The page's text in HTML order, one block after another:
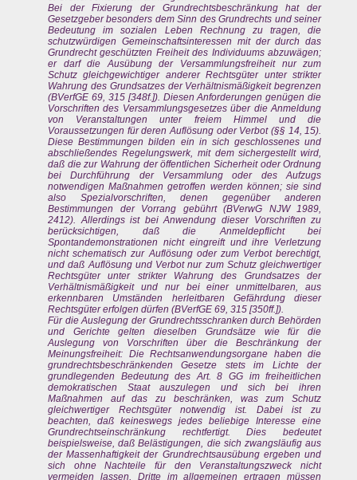
Bei der Fixierung der Grundrechtsbeschränkung hat der
Gesetzgeber besonders dem Sinn des Grundrechts und seiner
Bedeutung im sozialen Leben Rechnung zu tragen, die
schutzwürdigen Gemeinschaftsinteressen mit der durch das
Grundrecht geschützten Freiheit des Individuums abzuwägen;
er darf die Ausübung der Versammlungsfreiheit nur zum
Schutz gleichgewichtiger anderer Rechtsgüter unter strikter
Wahrung des Grundsatzes der Verhältnismäßigkeit begrenzen
(BVerfGE 69, 315 [348f.]). Diesen Anforderungen genügen die
Vorschriften des Versammlungsgesetzes über die Anmeldung
von Veranstaltungen unter freiem Himmel und die
Voraussetzungen für deren Auflösung oder Verbot (§§ 14, 15).
Diese Bestimmungen bilden ein in sich geschlossenes und
abschließendes Regelungswerk, mit dem sichergestellt wird,
daß die zur Wahrung der öffentlichen Sicherheit oder Ordnung
bei Durchführung der Versammlung oder des Aufzugs
notwendigen Maßnahmen getroffen werden können; sie sind
also Spezialvorschriften, denen gegenüber anderen
Bestimmungen der Vorrang gebührt (BVerwG NJW 1989,
2412). Allerdings ist bei Anwendung dieser Vorschriften zu
berücksichtigen, daß die Anmeldepflicht bei
Spontandemonstrationen nicht eingreift und ihre Verletzung
nicht schematisch zur Auflösung oder zum Verbot berechtigt,
und daß Auflösung und Verbot nur zum Schutz gleichwertiger
Rechtsgüter unter strikter Wahrung des Grundsatzes der
Verhältnismäßigkeit und nur bei einer unmittelbaren, aus
erkennbaren Umständen herleitbaren Gefährdung dieser
Rechtsgüter erfolgen dürfen (BVerfGE 69, 315 [350ff.]).
Für die Auslegung der Grundrechtsschranken durch Behörden
und Gerichte gelten dieselben Grundsätze wie für die
Auslegung von Vorschriften über die Beschränkung der
Meinungsfreiheit: Die Rechtsanwendungsorgane haben die
grundrechtsbeschränkenden Gesetze stets im Lichte der
grundlegenden Bedeutung des Art. 8 GG im freiheitlichen
demokratischen Staat auszulegen und sich bei ihren
Maßnahmen auf das zu beschränken, was zum Schutz
gleichwertiger Rechtsgüter notwendig ist. Dabei ist zu
beachten, daß keineswegs jedes beliebige Interesse eine
Grundrechtseinschränkung rechtfertigt. Dies bedeutet
beispielsweise, daß Belästigungen, die sich zwangsläufig aus
der Massenhaftigkeit der Grundrechtsausübung ergeben und
sich ohne Nachteile für den Veranstaltungszweck nicht
vermeiden lassen, Dritte im allgemeinen ertragen müssen